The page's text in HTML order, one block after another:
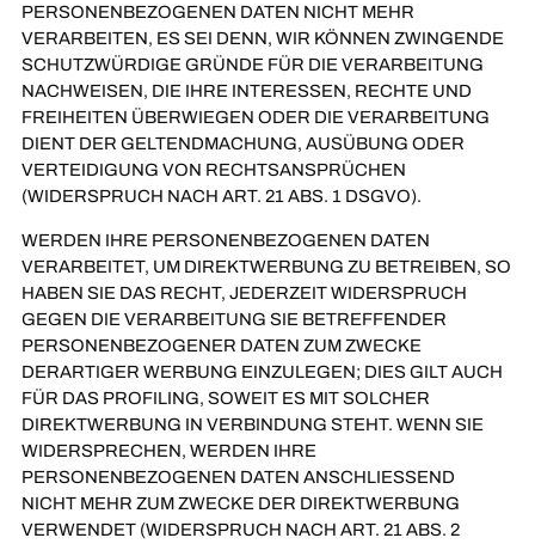
PERSONENBEZOGENEN DATEN NICHT MEHR
VERARBEITEN, ES SEI DENN, WIR KÖNNEN ZWINGENDE
SCHUTZWÜRDIGE GRÜNDE FÜR DIE VERARBEITUNG
NACHWEISEN, DIE IHRE INTERESSEN, RECHTE UND
FREIHEITEN ÜBERWIEGEN ODER DIE VERARBEITUNG
DIENT DER GELTENDMACHUNG, AUSÜBUNG ODER
VERTEIDIGUNG VON RECHTSANSPRÜCHEN
(WIDERSPRUCH NACH ART. 21 ABS. 1 DSGVO).
WERDEN IHRE PERSONENBEZOGENEN DATEN
VERARBEITET, UM DIREKTWERBUNG ZU BETREIBEN, SO
HABEN SIE DAS RECHT, JEDERZEIT WIDERSPRUCH
GEGEN DIE VERARBEITUNG SIE BETREFFENDER
PERSONENBEZOGENER DATEN ZUM ZWECKE
DERARTIGER WERBUNG EINZULEGEN; DIES GILT AUCH
FÜR DAS PROFILING, SOWEIT ES MIT SOLCHER
DIREKTWERBUNG IN VERBINDUNG STEHT. WENN SIE
WIDERSPRECHEN, WERDEN IHRE
PERSONENBEZOGENEN DATEN ANSCHLIESSEND
NICHT MEHR ZUM ZWECKE DER DIREKTWERBUNG
VERWENDET (WIDERSPRUCH NACH ART. 21 ABS. 2